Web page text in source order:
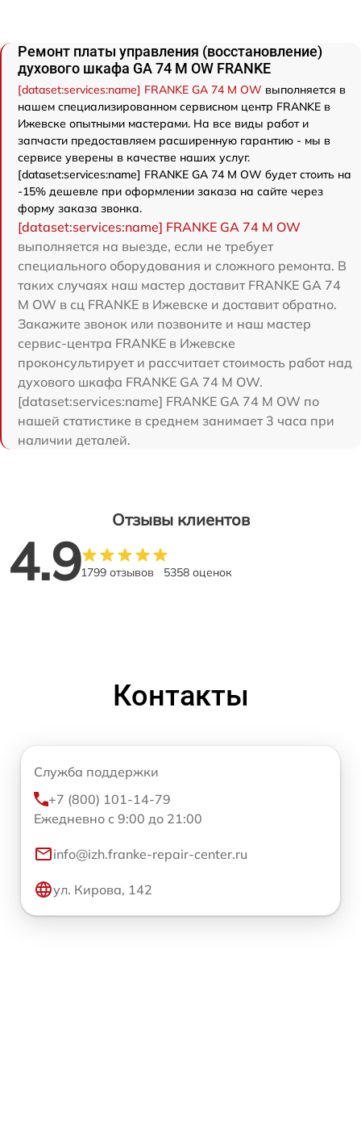
Ремонт платы управления (восстановление)
духового шкафа GA 74 M OW FRANKE
[dataset:services:name] FRANKE GA 74 M OW выполняется в
нашем специализированном сервисном центр FRANKE в
Ижевске опытными мастерами. На все виды работ и
запчасти предоставляем расширенную гарантию - мы в
сервисе уверены в качестве наших услуг.
[dataset:services:name] FRANKE GA 74 M OW будет стоить на
-15% дешевле при оформлении заказа на сайте через
форму заказа звонка.
[dataset:services:name] FRANKE GA 74 M OW
выполняется на выезде, если не требует
специального оборудования и сложного ремонта. В
таких случаях наш мастер доставит FRANKE GA 74
M OW в сц FRANKE в Ижевске и доставит обратно.
Закажите звонок или позвоните и наш мастер
сервис-центра FRANKE в Ижевске
проконсультирует и рассчитает стоимость работ над
духового шкафа FRANKE GA 74 M OW.
[dataset:services:name] FRANKE GA 74 M OW по
нашей статистике в среднем занимает 3 часа при
наличии деталей.
Отзывы клиентов
4.91799 отзывов 5358 оценок
Контакты
Служба поддержки
+7 (800) 101-14-79
Ежедневно с 9:00 до 21:00
info@izh.franke-repair-center.ru
ул. Кирова, 142